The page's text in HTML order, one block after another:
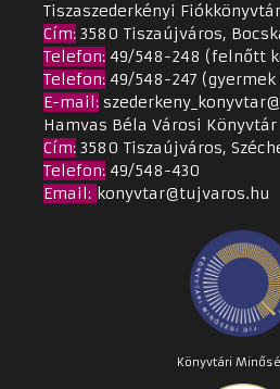
Tiszaszederkényi Fiókkönyvtár
Cím: 3580 Tiszaújváros,
Telefon: 49/548-248 (felnőtt
Telefon: 49/548-247
E-mail:
Hamvas Béla Városi Könyvtár
Cím: 3580 Tiszaújváros,
Telefon: 49/548-430
Email : konyvtar@tujvaros.hu
Könyvtári